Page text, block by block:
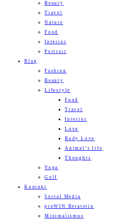
Beauty
Travel
Nature
Food
Interior
Portrait
Blog
Fashion
Beauty
Lifestyle
Food
Travel
Interior
Love
Body Love
Animal’s life
Thoughts
Yoga
Golf
Kontakt
Social Media
proWIN Beraterin
Minimalismus